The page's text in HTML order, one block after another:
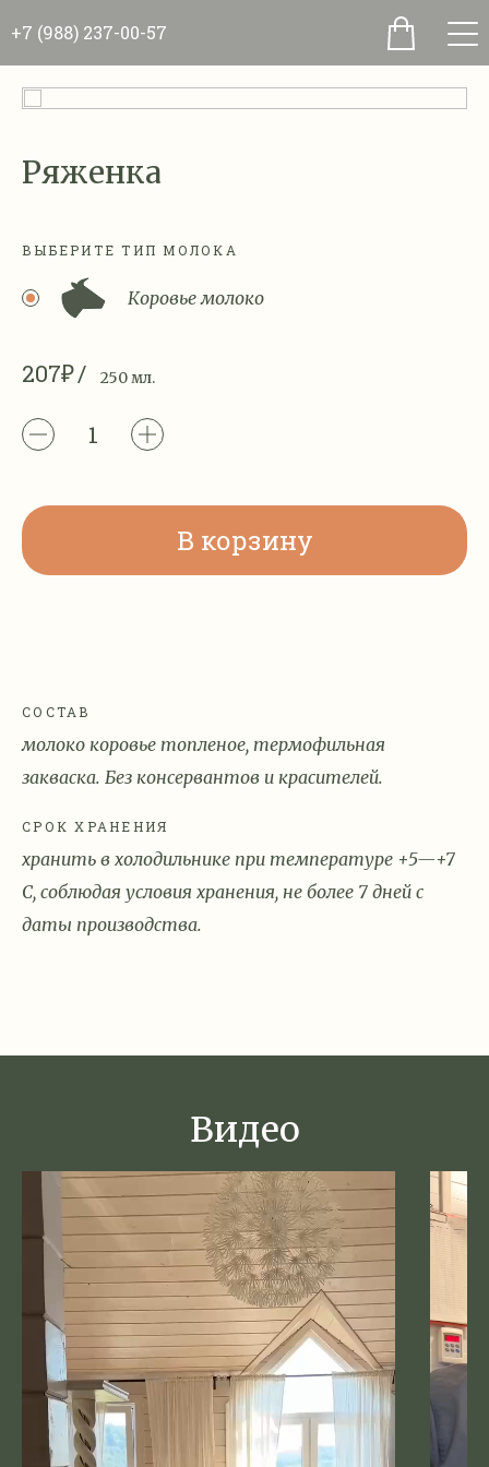
+7 (988) 237-00-57
Ряженка
ВЫБЕРИТЕ ТИП МОЛОКА
Коровье молоко
207₽ 250 мл.
В корзину
СОСТАВ
молоко коровье топленое, термофильная
закваска. Без консервантов и красителей.
СРОК ХРАНЕНИЯ
хранить в холодильнике при температуре +5—+7
С, соблюдая условия хранения, не более 7 дней с
даты производства.
Видео